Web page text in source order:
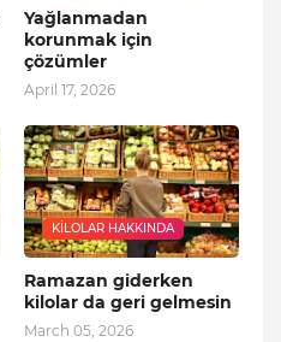
Yağlanmadan
korunmak için
çözümler
April 17, 2026
KILOLAR HAKKINDA
Ramazan giderken
kilolar da geri gelmesin
March 05, 2026